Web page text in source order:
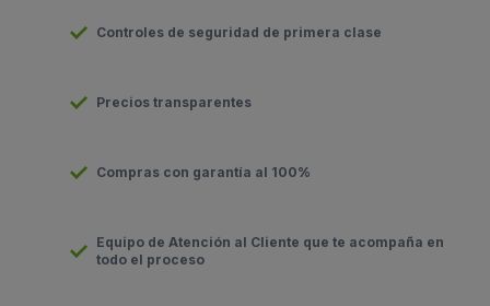
Controles de seguridad de primera clase
Precios transparentes
Compras con garantía al 100%
Equipo de Atención al Cliente que te acompaña en
todo el proceso